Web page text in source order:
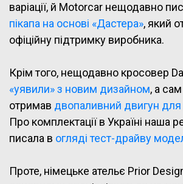
варіації, й Motorcar нещодавно
пікапа на основі «Дастера», який
офіційну підтримку виробника.
Крім того, нещодавно кросовер
«уявили» з новим дизайном, а
отримав двопаливний двигун для
Про комплектації в Україні наша
писала в огляді тест-драйву
Проте, німецьке ательє Prior